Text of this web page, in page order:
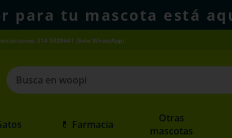
para tu mascota está
314 5929641 (Solo WhatsApp)
Busca en woopi
1
agility gold💊 Farmacia
Otras
mascotas